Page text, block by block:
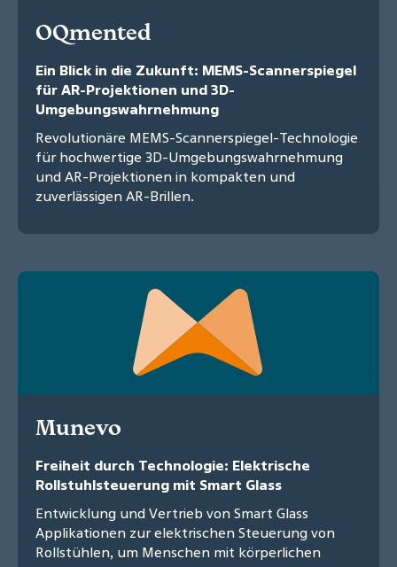
OQmented
Ein Blick in die Zukunft: MEMS-Scannerspiegel
für AR-Projektionen und 3D-
Umgebungswahrnehmung
Revolutionäre MEMS-Scannerspiegel-Technologie
für hochwertige 3D-Umgebungswahrnehmung
und AR-Projektionen in kompakten und
zuverlässigen AR-Brillen.
Munevo
Freiheit durch Technologie: Elektrische
Rollstuhlsteuerung mit Smart Glass
Entwicklung und Vertrieb von Smart Glass
Applikationen zur elektrischen Steuerung von
Rollstühlen, um Menschen mit körperlichen